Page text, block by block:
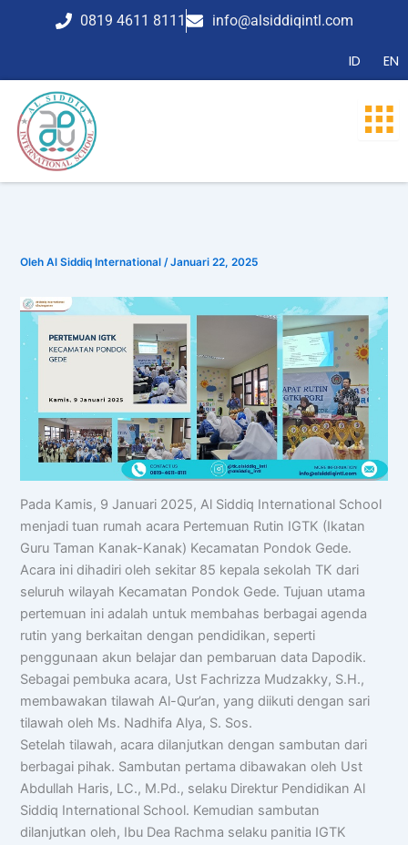
0819 4611 8111 info@alsiddiqintl.com
ID EN
OlehAl Siddiq International/Januari 22, 2025
Pada Kamis, 9 Januari 2025, Al Siddiq International School
menjadi tuan rumah acara Pertemuan Rutin IGTK (Ikatan
Guru Taman Kanak-Kanak) Kecamatan Pondok Gede.
Acara ini dihadiri oleh sekitar 85 kepala sekolah TK dari
seluruh wilayah Kecamatan Pondok Gede. Tujuan utama
pertemuan ini adalah untuk membahas berbagai agenda
rutin yang berkaitan dengan pendidikan, seperti
penggunaan akun belajar dan pembaruan data Dapodik.
Sebagai pembuka acara, Ust Fachrizza Mudzakky, S.H.,
membawakan tilawah Al-Qur’an, yang diikuti dengan sari
tilawah oleh Ms. Nadhifa Alya, S. Sos.
Setelah tilawah, acara dilanjutkan dengan sambutan dari
berbagai pihak. Sambutan pertama dibawakan oleh Ust
Abdullah Haris, LC., M.Pd., selaku Direktur Pendidikan Al
Siddiq International School. Kemudian sambutan
dilanjutkan oleh, Ibu Dea Rachma selaku panitia IGTK